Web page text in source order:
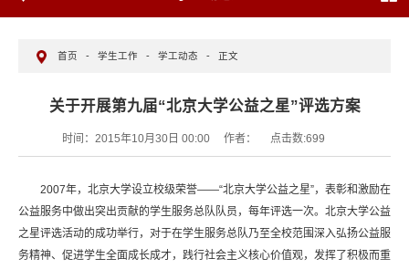
首页 - 学生工作 - 学工动态 - 正文
关于开展第九届“北京大学公益之星”评选方案
时间：2015年10月30日 00:00 作者： 点击数:699
2007年，北京大学设立校级荣誉——“北京大学公益之星”，表彰和激励在
公益服务中做出突出贡献的学生服务总队队员，每年评选一次。北京大学公益
之星评选活动的成功举行，对于在学生服务总队乃至全校范围深入弘扬公益服
务精神、促进学生全面成长成才，践行社会主义核心价值观，发挥了积极而重